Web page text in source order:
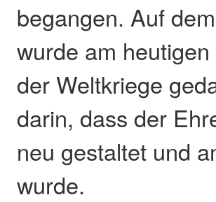
begangen. Auf
wurde am
der Weltkriege
darin, dass der
neu gestaltet und
wurde.